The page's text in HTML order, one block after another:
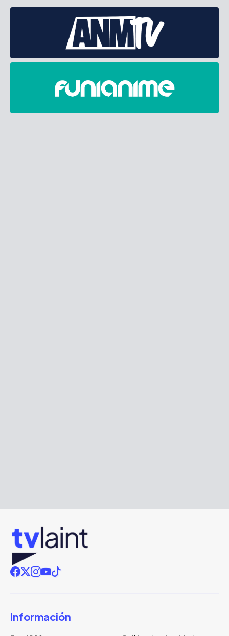
Información